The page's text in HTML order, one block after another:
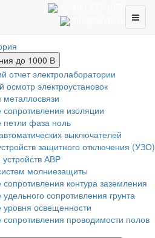
Электроизмерения до 1000 В
отчет электролаборатории
осмотр электроустановок
изоляции
петли фаза ноль
выключателей
защитного отключения (УЗО)
АВР
молниезащиты
контура заземления
сопротивления грунта
освещенности
проводимости полов